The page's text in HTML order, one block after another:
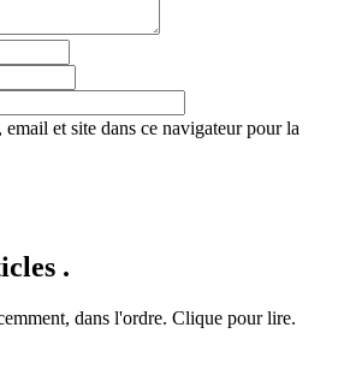
et site dans ce navigateur pour la
.
dans l'ordre. Clique pour lire.